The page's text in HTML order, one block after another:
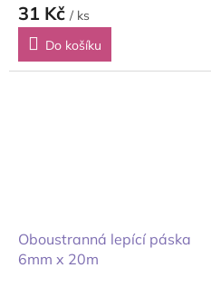
31 Kč / ks
Do košíku
Oboustranná lepící páska
6mm x 20m